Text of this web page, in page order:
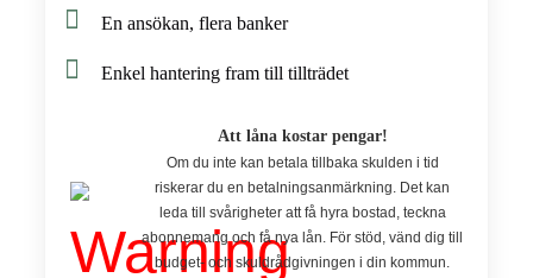
En ansökan, flera banker
Enkel hantering fram till tillträdet
Att låna kostar pengar!
Om du inte kan betala tillbaka skulden i tid
riskerar du en betalningsanmärkning. Det kan
leda till svårigheter att få hyra bostad, teckna
abonnemang och få nya lån. För stöd, vänd dig till
budget- och skuldrådgivningen i din kommun.